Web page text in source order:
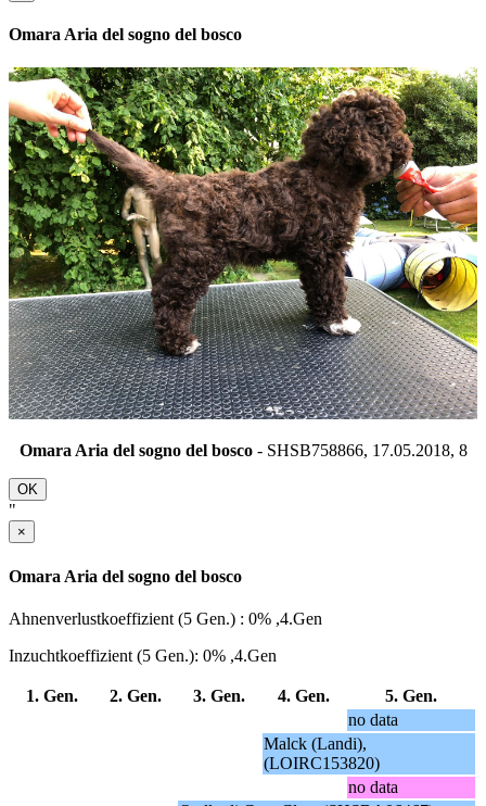
Omara Aria del sogno del bosco
Omara Aria del sogno del bosco- SHSB758866, 17.05.2018, 8
OK
"
×
Omara Aria del sogno del bosco
Ahnenverlustkoeffizient (5 Gen.) : 0% ,4.Gen
Inzuchtkoeffizient (5 Gen.): 0% ,4.Gen
1. Gen. 2. Gen. 3. Gen. 4. Gen.
5. Gen.
no data
Malck (Landi),
(LOIRC153820)
no data